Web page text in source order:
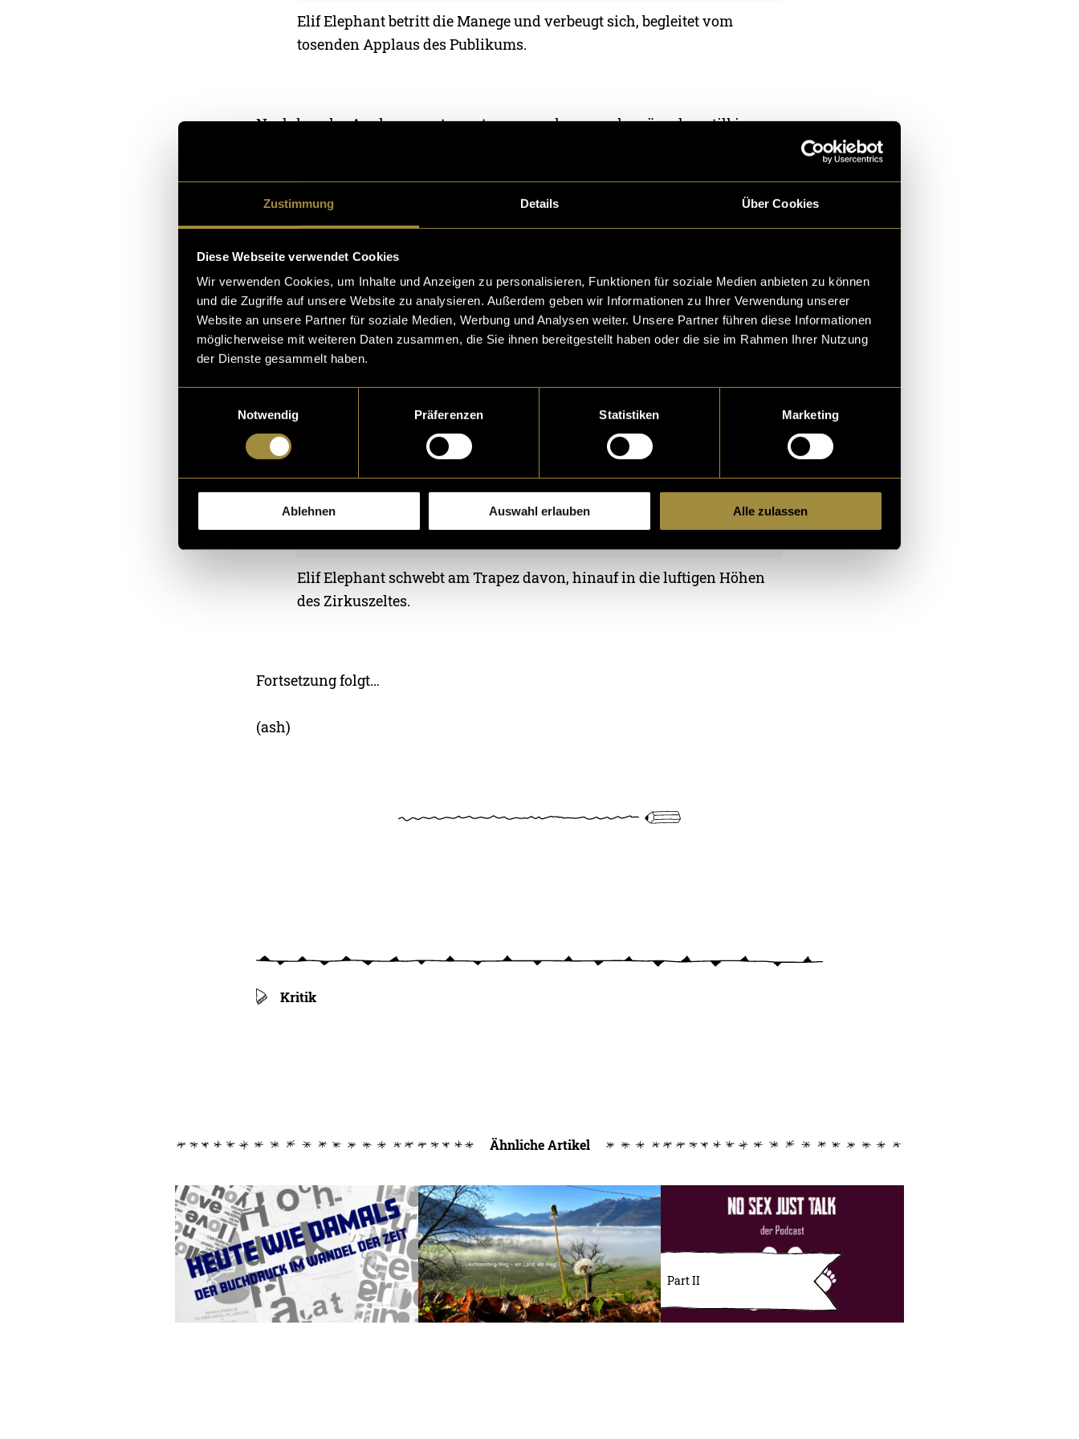
Zustimmung Details Über Cookies
Diese Webseite verwendet Cookies
Wir verwenden Cookies, um Inhalte und Anzeigen zu personalisieren, Funktionen für soziale Medien anbieten zu können
und die Zugriffe auf unsere Website zu analysieren. Außerdem geben wir Informationen zu Ihrer Verwendung unserer
Website an unsere Partner für soziale Medien, Werbung und Analysen weiter. Unsere Partner führen diese Informationen
möglicherweise mit weiteren Daten zusammen, die Sie ihnen bereitgestellt haben oder die sie im Rahmen Ihrer Nutzung
der Dienste gesammelt haben.
Notwendig
Präferenzen Statistiken Marketing
Ablehnen Auswahl erlauben Alle zulassen
Elif Elephant betritt die Manege und verbeugt sich, begleitet vom
tosenden Applaus des Publikums.
Nachdem der Applaus verstummt war, wurde es mucksmäuschenstill im grossen
im Publikum den Atem an. Doch Elif war die Ruhe selbst und liess sich, leicht wie
eine kleine Feder, hinauf in die Lüfte tragen.
Elif Elephant schwebt am Trapez davon, hinauf in die luftigen Höhen
des Zirkuszeltes.
Fortsetzung folgt…
(ash)
Kritik
Ähnliche Artikel
Part II